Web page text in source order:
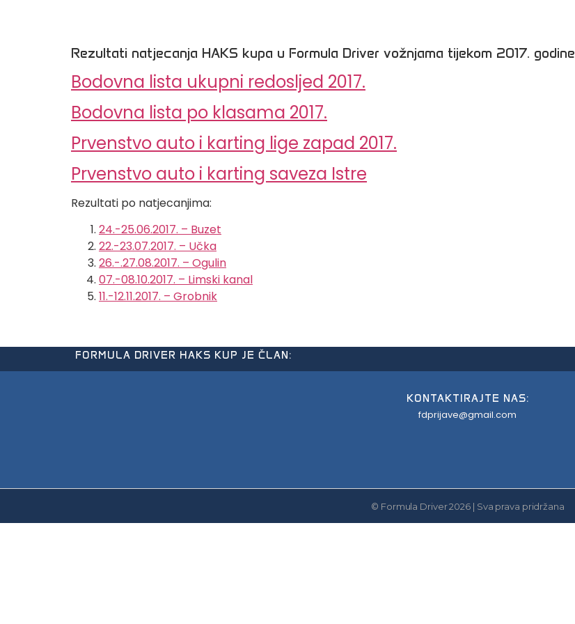
Rezultati natjecanja HAKS kupa u Formula Driver vožnjama tijekom 2017. godine
Bodovna lista ukupni redosljed 2017.
Bodovna lista po klasama 2017.
Prvenstvo auto i karting lige zapad 2017.
Prvenstvo auto i karting saveza Istre
Rezultati po natjecanjima:
24.-25.06.2017. – Buzet
22.-23.07.2017. – Učka
26.-.27.08.2017. – Ogulin
07.-08.10.2017. – Limski kanal
11.-12.11.2017. – Grobnik
FORMULA DRIVER HAKS KUP JE ČLAN:
KONTAKTIRAJTE NAS:
fdprijave@gmail.com
© Formula Driver 2026 | Sva prava pridržana